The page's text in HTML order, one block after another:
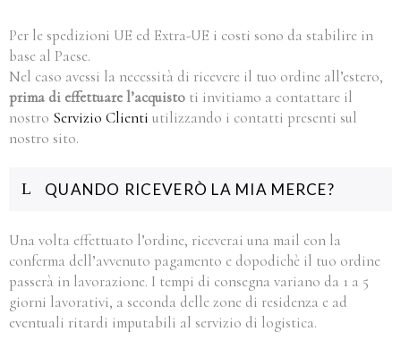
Per le spedizioni UE ed Extra-UE i costi sono da stabilire in
base al Paese.
Nel caso avessi la necessità di ricevere il tuo ordine all’estero,
prima di effettuare l’acquisto ti invitiamo a contattare il
nostro Servizio Clienti utilizzando i contatti presenti sul
nostro sito.
QUANDO RICEVERÒ LA MIA MERCE?
Una volta effettuato l’ordine, riceverai una mail con la
conferma dell’avvenuto pagamento e dopodichè il tuo ordine
passerà in lavorazione. I tempi di consegna variano da 1 a 5
giorni lavorativi, a seconda delle zone di residenza e ad
eventuali ritardi imputabili al servizio di logistica.